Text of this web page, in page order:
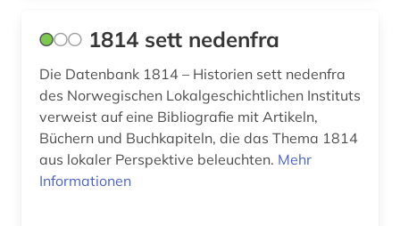
auswanderung (14)
auswanderungspolitik (1)
ausweisung (1)
1814 sett nedenfra
Die Datenbank 1814 – Historien sett nedenfra
des Norwegischen Lokalgeschichtlichen Instituts
verweist auf eine Bibliografie mit Artikeln,
Büchern und Buchkapiteln, die das Thema 1814
aus lokaler Perspektive beleuchten. Mehr
Informationen